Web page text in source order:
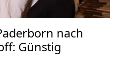
nach
Günstig